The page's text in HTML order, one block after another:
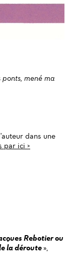
mené ma
dans une
par ici >
Rebotier ou
la déroute»,